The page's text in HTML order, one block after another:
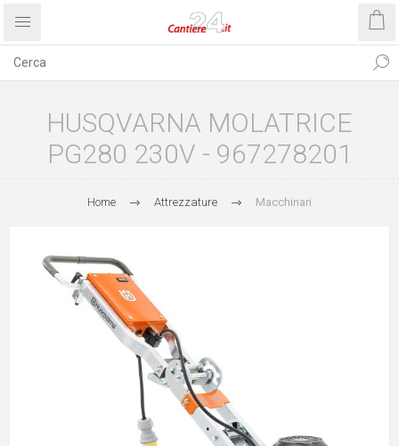
HUSQVARNA MOLATRICE
PG280 230V - 967278201
Home Attrezzature Macchinari